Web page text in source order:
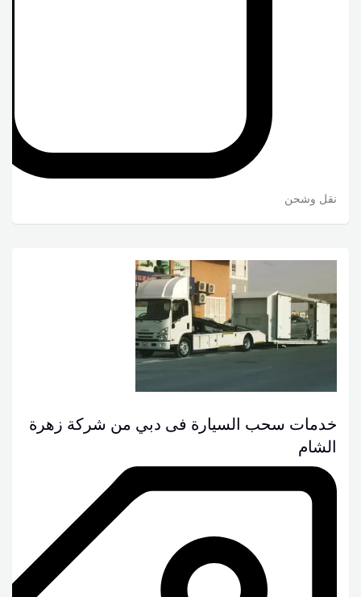
نقل وشحن
خدمات سحب السيارة فى دبي من شركة زهرة
الشام